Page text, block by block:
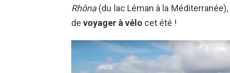
Rhôna(du lac Léman à la Méditerranée),
de voyager à vélo cet été !